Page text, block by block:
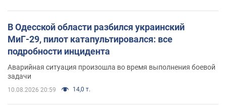
В Одесской области разбился украинский
МиГ-29, пилот катапультировался: все
подробности инцидента
Аварийная ситуация произошла во время выполнения боевой
задачи
10.08.2026 20:59 14,0 т.